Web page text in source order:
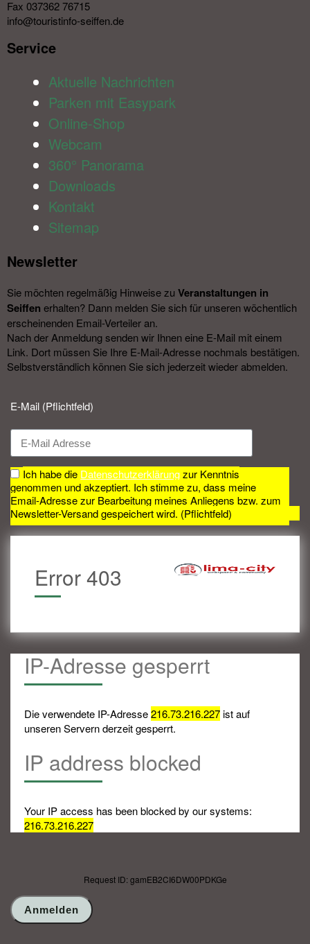
Fax 037362 76715
info@touristinfo-seiffen.de
Service​
Aktuelle Nachrichten
Parken mit Easypark
Online-Shop
Webcam
360° Panorama
Downloads
Kontakt
Sitemap
Newsletter​
Sie möchten regelmäßig Hinweise zu Veranstal­tungen in
Seiffen erhalten? Dann melden Sie sich für unseren wöchentlich
erscheinenden Email-Verteiler an.
Nach der Anmeldung senden wir Ihnen eine E-Mail mit einem
Link. Dort müssen Sie Ihre E-Mail-Adresse nochmals bestätigen.
Selbstverständlich können Sie sich jederzeit wieder abmelden.​
E-Mail (Pflichtfeld)
Ich habe die Datenschutzerklärungzur Kenntnis
genommen und akzeptiert. Ich stimme zu, dass meine
Email-Adresse zur Bearbeitung meines Anliegens bzw. zum
Newsletter-Versand gespeichert wird. (Pflichtfeld)
Error 403
IP-Adresse gesperrt
Die verwendete IP-Adresse216.73.216.227ist auf
unseren Servern derzeit gesperrt.
IP address blocked
Your IP access has been blocked by our systems:
216.73.216.227
Request ID: gamEB2CI6DW00PDKGe